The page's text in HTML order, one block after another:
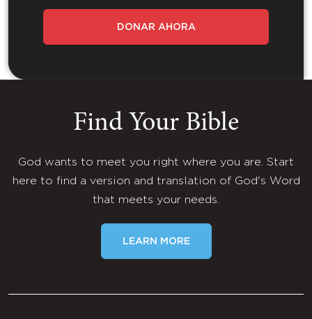
DONAR AHORA
Find Your Bible
God wants to meet you right where you are. Start
here to find a version and translation of God's Word
that meets your needs.
LEARN MORE